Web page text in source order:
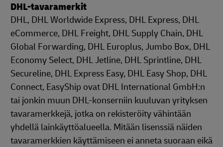
DHL-tavaramerkit
DHL, DHL Worldwide Express, DHL Express, DHL
eCommerce, DHL Freight, DHL Supply Chain, DHL
Global Forwarding, DHL Europlus, Jumbo Box, DHL
Economy Select, DHL Jetline, DHL Sprintline, DHL
Secureline, DHL Express Easy, DHL Easy Shop, DHL
Connect, EasyShip ovat DHL International GmbH:n
tai jonkin muun DHL-konserniin kuuluvan yrityksen
tavaramerkkejä, jotka on rekisteröity vähintään
yhdellä lainkäyttöalueella. Mitään lisenssiä näiden
tavaramerkkien käyttämiseen ei anneta suoraan eikä